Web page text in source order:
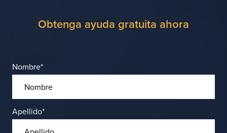
Obtenga ayuda gratuita ahora
Nombre*
Apellido*